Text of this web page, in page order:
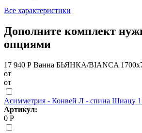
Все характеристики
Дополните комплект
опциями
17 940 Р Ванна БЬЯНКА/BIANCA
от
от
Асимметрия - Конвей Л - спина Шиацу
Артикул:
0 Р